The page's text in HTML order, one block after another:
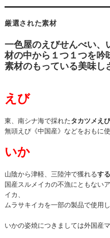
厳選された素材
一色屋のえびせんべい、
材の中から１つ１つを吟
素材のもっている美味し
えび
東、南シナ海で採れたタカツメえび
無頭えび《中国産》などをおもに使
いか
山陰から津軽、三陸沖で獲れるす
国産スルメイカの不漁にともない
イカ、
ムラサキイカを一部の製品で使用し
いかの姿焼につきましては外国産